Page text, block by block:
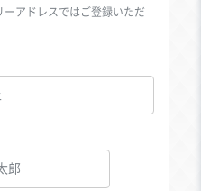
アドレスではご登録いただ